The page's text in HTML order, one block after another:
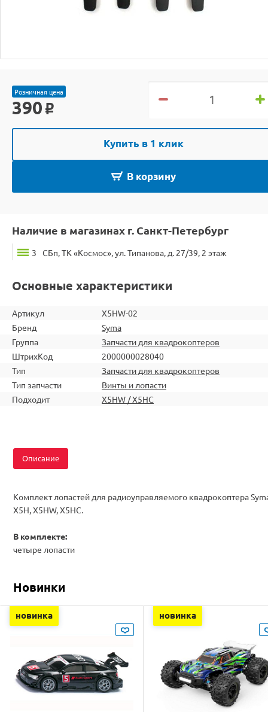
Розничная цена
390 o
Купить в 1 клик
В корзину
Наличие в магазинах г. Санкт-Петербург
3 СБп, ТК «Космос», ул. Типанова, д. 27/39, 2 этаж
Основные характеристики
Артикул
X5HW-02
Бренд
Syma
Группа
Запчасти для квадрокоптеров
ШтрихКод
2000000028040
Тип
Запчасти для квадрокоптеров
Тип запчасти
Винты и лопасти
Подходит
X5HW / X5HC
Описание
Комплект лопастей для радиоуправляемого квадрокоптера
X5H, X5HW, X5HC.
В комплекте:
четыре лопасти
Новинки
новинка новинка